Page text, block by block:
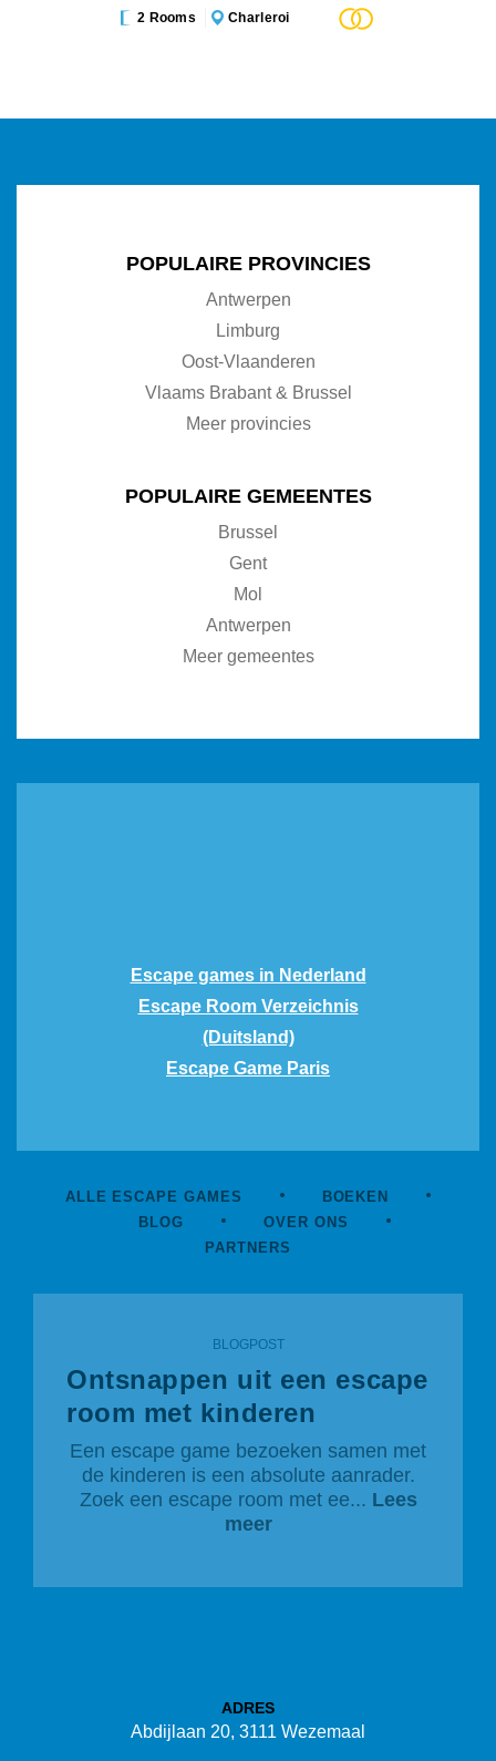
2 Rooms Charleroi
POPULAIRE PROVINCIES
Antwerpen
Limburg
Oost-Vlaanderen
Vlaams Brabant & Brussel
Meer provincies
POPULAIRE GEMEENTES
Brussel
Gent
Mol
Antwerpen
Meer gemeentes
Escape games in Nederland
Escape Room Verzeichnis
(Duitsland)
Escape Game Paris
ALLE ESCAPE GAMES
BOEKEN
BLOG
OVER ONS
PARTNERS
BLOGPOST
Ontsnappen uit een escape
room met kinderen
Een escape game bezoeken samen met
de kinderen is een absolute aanrader.
Zoek een escape room met ee... Lees
meer
ADRES
Abdijlaan 20, 3111 Wezemaal